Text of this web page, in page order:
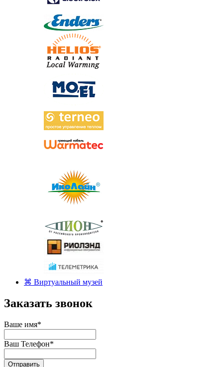
⌘ Виртуальный музей
Заказать звонок
Ваше имя*
Ваш Телефон*